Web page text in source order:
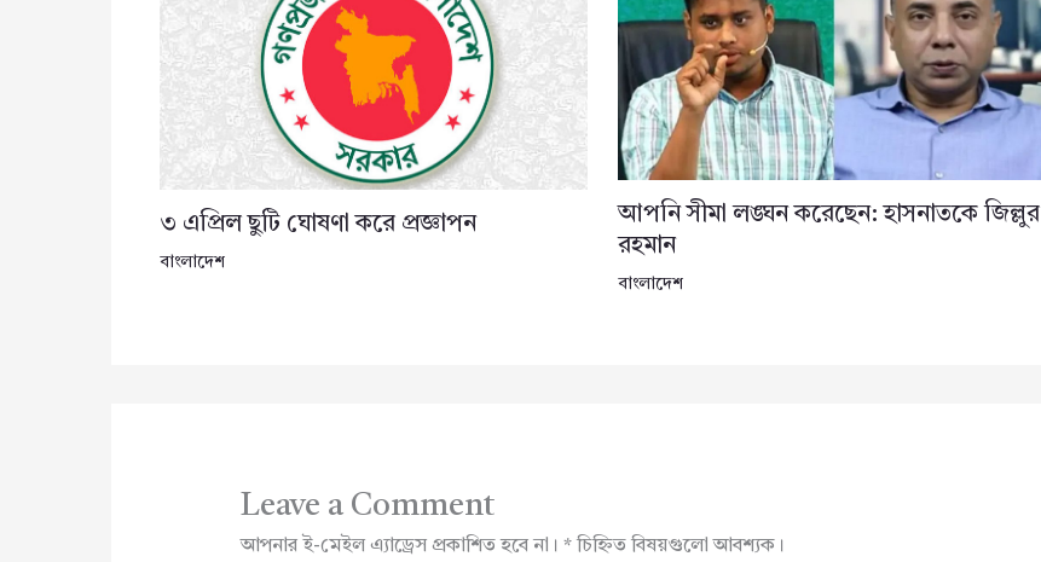
৩ এপ্রিল ছুটি ঘোষণা করে প্রজ্ঞাপন
বাংলাদেশ
আপনি সীমা লঙ্ঘন করেছেন: হাসনাতকে জিল্লুর
রহমান
বাংলাদেশ
Leave a Comment
আপনার ই-মেইল এ্যাড্রেস প্রকাশিত হবে না। *চিহ্নিত বিষয়গুলো আবশ্যক।